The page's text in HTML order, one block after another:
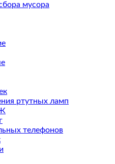
мусора
ртутных ламп
телефонов